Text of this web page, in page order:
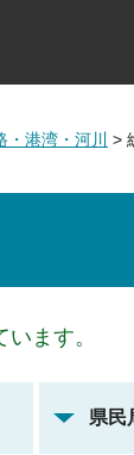
・港湾・河川 >
ます。
県民